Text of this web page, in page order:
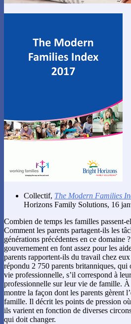
Collectif, The Modern Families
Horizons Family Solutions, 16
Combien de temps les familles passent-
Comment les parents partagent-ils les
générations précédentes en ce
gouvernement en font assez pour les
parents rapportent-ils du travail chez
répondu 2 750 parents britanniques,
vie professionnelle, s’il correspond à
professionnelle sur leur vie de famille.
montre la façon dont les parents gèrent
famille. Il décrit les points de pression
ils varient en fonction de diverses
qui doit changer.